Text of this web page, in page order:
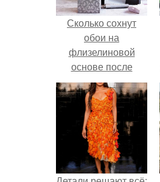
Сколько сохнут
обои на
флизелиновой
основе после
поклейки. Когда
высохнет клей?